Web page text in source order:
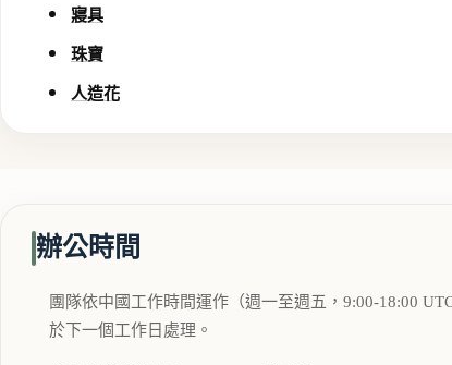
寢具
珠寶
人造花
辦公時間
團隊依中國工作時間運作（週一至週五，9:00-18:00
於下一個工作日處理。